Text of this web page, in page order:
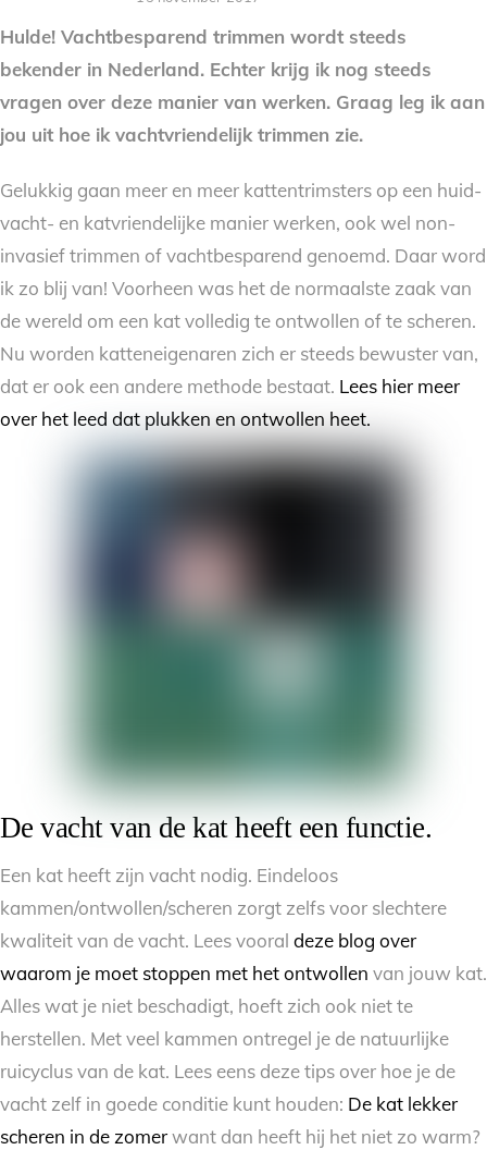
Hulde! Vachtbesparend trimmen wordt steeds
bekender in Nederland. Echter krijg ik nog steeds
vragen over deze manier van werken. Graag leg ik aan
jou uit hoe ik vachtvriendelijk trimmen zie.
Gelukkig gaan meer en meer kattentrimsters op een huid-
vacht- en katvriendelijke manier werken, ook wel non-
invasief trimmen of vachtbesparend genoemd. Daar word
ik zo blij van! Voorheen was het de normaalste zaak van
de wereld om een kat volledig te ontwollen of te scheren.
Nu worden katteneigenaren zich er steeds bewuster van,
dat er ook een andere methode bestaat. Lees hier meer
over het leed dat plukken en ontwollen heet.
De vacht van de kat heeft een functie.
Een kat heeft zijn vacht nodig. Eindeloos
kammen/ontwollen/scheren zorgt zelfs voor slechtere
kwaliteit van de vacht. Lees vooral deze blog over
waarom je moet stoppen met het ontwollen van jouw kat.
Alles wat je niet beschadigt, hoeft zich ook niet te
herstellen. Met veel kammen ontregel je de natuurlijke
ruicyclus van de kat. Lees eens deze tips over hoe je de
vacht zelf in goede conditie kunt houden: De kat lekker
scheren in de zomerwant dan heeft hij het niet zo warm?